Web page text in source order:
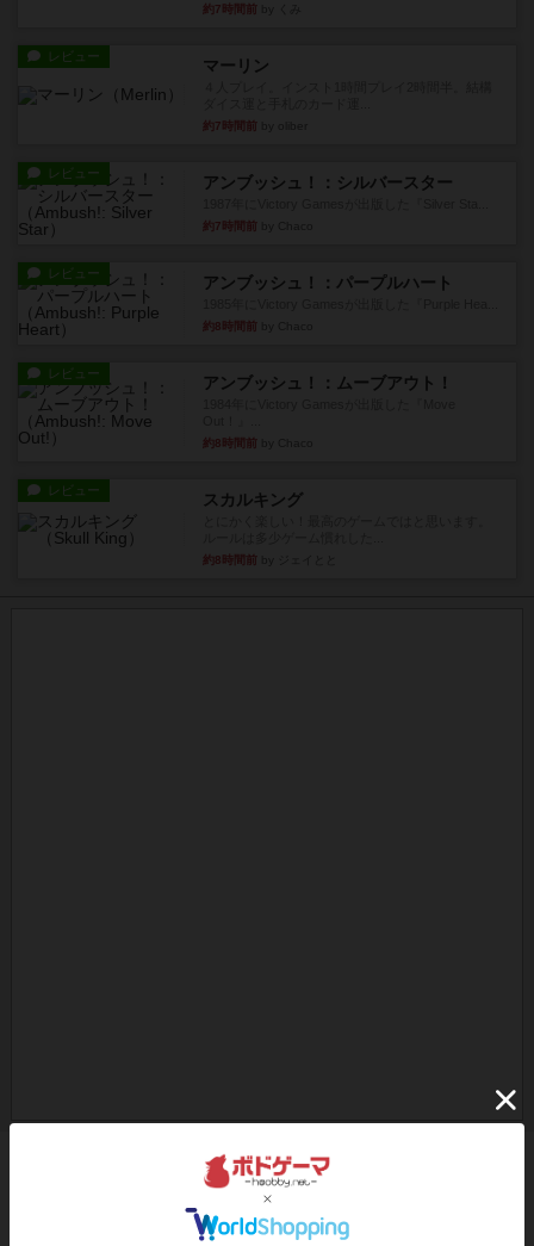
約7時間前
レビュー マーリン
約7時間前
レビュー アンブッシュ！：シルバースター
約7時間前
レビュー アンブッシュ！：パープルハート
約8時間前
レビュー アンブッシュ！：ムーブアウト！
約8時間前
レビュー スカルキング
約8時間前
ボドゲーマのアプリ版はこちら